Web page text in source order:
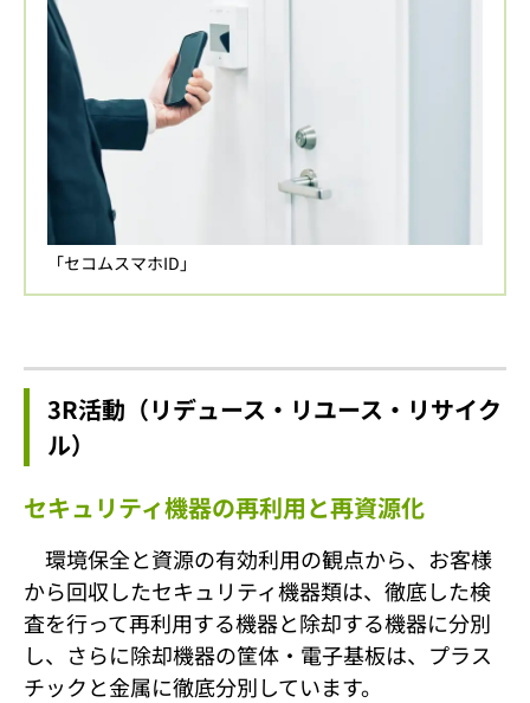
「セコムスマホID」
3R活動（リデュース・リユース・リサイク
ル）
セキュリティ機器の再利用と再資源化
環境保全と資源の有効利用の観点から、お客様
から回収したセキュリティ機器類は、徹底した検
査を行って再利用する機器と除却する機器に分別
し、さらに除却機器の筐体・電子基板は、プラス
チックと金属に徹底分別しています。